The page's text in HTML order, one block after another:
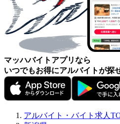
マッハバイトアプリなら
いつでもお得にアルバイトが探
アルバイト・バイト求人